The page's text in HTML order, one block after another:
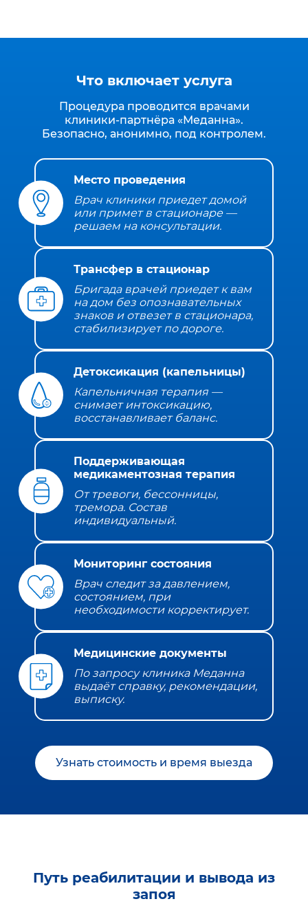
Что включает услуга
Процедура проводится врачами
клиники‑партнёра «Меданна».
Безопасно, анонимно, под контролем.
Место проведения
Врач клиники приедет домой
или примет в стационаре —
решаем на консультации.
Трансфер в стационар
Бригада врачей приедет к вам
на дом без опознавательных
знаков и отвезет в стационара,
стабилизирует по дороге.
Детоксикация (капельницы)
Капельничная терапия —
снимает интоксикацию,
восстанавливает баланс.
Поддерживающая
медикаментозная терапия
От тревоги, бессонницы,
тремора. Состав
индивидуальный.
Мониторинг состояния
Врач следит за давлением,
состоянием, при
необходимости корректирует.
Медицинские документы
По запросу клиника Меданна
выдаёт справку, рекомендации,
выписку.
Узнать стоимость и время выезда
Путь реабилитации и вывода из
запоя